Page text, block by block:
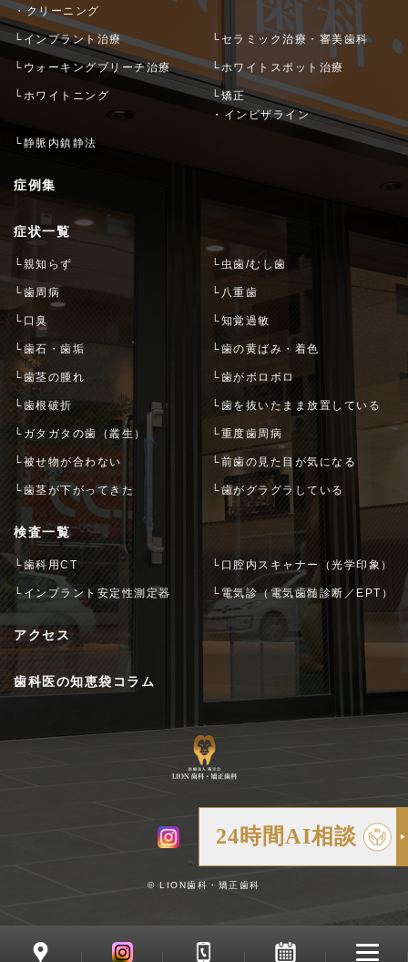
・クリーニング
└インプラント治療 └セラミック治療・審美歯科
└ウォーキングブリーチ治療 └ホワイトスポット治療
└ホワイトニング
└矯正
・インビザライン
└静脈内鎮静法
症例集
症状一覧
└親知らず └虫歯/むし歯
└歯周病 └八重歯
└口臭 └知覚過敏
└歯石・歯垢 └歯の黄ばみ・着色
└歯茎の腫れ └歯がボロボロ
└歯根破折 └歯を抜いたまま放置している
└ガタガタの歯（叢生） └重度歯周病
└被せ物が合わない └前歯の見た目が気になる
└歯茎が下がってきた └歯がグラグラしている
検査一覧
└歯科用CT └口腔内スキャナー（光学印象）
└インプラント安定性測定器 └電気診（電気歯髄診断／EPT）
アクセス
歯科医の知恵袋コラム
© LION歯科・矯正歯科
24時間AI相談